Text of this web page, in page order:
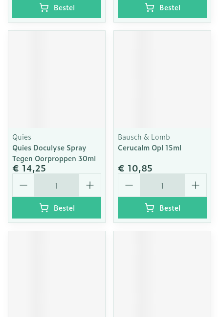
Bestel Bestel
Quies
Quies Doculyse Spray
Tegen Oorproppen 30ml
€ 14,25
Aantal
Bestel
Bausch & Lomb
Cerucalm Opl 15ml
€ 10,85
Aantal
Bestel